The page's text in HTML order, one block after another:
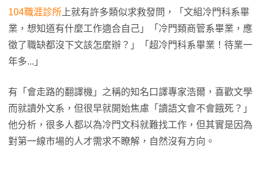
104職涯診所 上就有許多類似求救發問，「文組冷門科系畢
業，想知道有什麼工作適合自己」「冷門類商管系畢業，應
徵了職缺都沒下文該怎麼辦？」「超冷門科系畢業！待業一
年多...」
有「會走路的翻譯機」之稱的知名口譯專家浩爾，喜歡文學
而就讀外文系，但很早就開始焦慮「讀語文會不會餓死？」
他分析，很多人都以為冷門文科就難找工作，但其實是因為
對第一線市場的人才需求不瞭解，自然沒有方向。